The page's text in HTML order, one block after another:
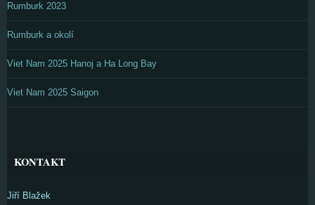
Rumburk 2023
Rumburk a okolí
Viet Nam 2025 Hanoj a Ha Long Bay
Viet Nam 2025 Saigon
KONTAKT
Jiří Blažek